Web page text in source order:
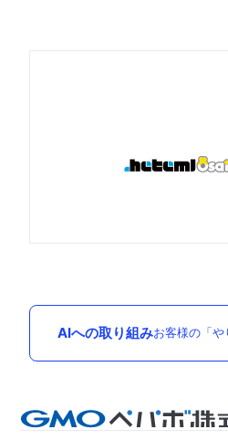
AIへの取り組みお客様の「